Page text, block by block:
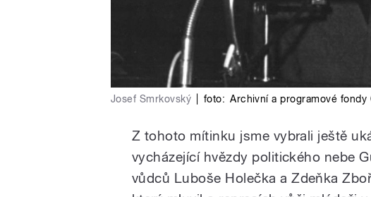
Josef Smrkovský foto: Archivní a programové fondy
Z tohoto mítinku jsme vybrali ještě
vycházející hvězdy politického nebe
vůdců Luboše Holečka a Zdeňka